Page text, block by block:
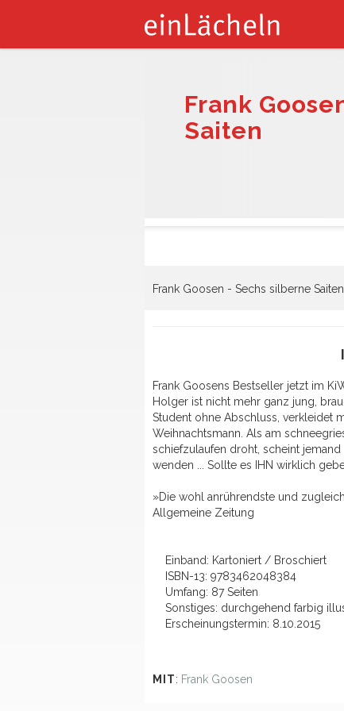
Frank
Saiten
Frank Goosen - Sechs silberne Saiten
Frank Goosens Bestseller jetzt im
Holger ist nicht mehr ganz jung,
Student ohne Abschluss, verkleidet
Weihnachtsmann. Als am
schiefzulaufen droht, scheint
wenden ... Sollte es IHN wirklich
»Die wohl anrührendste und
Allgemeine Zeitung
Einband: Kartoniert / Broschiert
ISBN-13: 9783462048384
Umfang: 87 Seiten
Sonstiges: durchgehend farbig
Erscheinungstermin: 8.10.2015
MIT: Frank Goosen